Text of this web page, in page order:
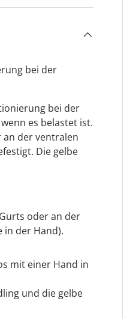
bei der
bei der
es belastet ist.
an der ventralen
Die gelbe
oder an der
in der Hand).
mit einer Hand in
und die gelbe